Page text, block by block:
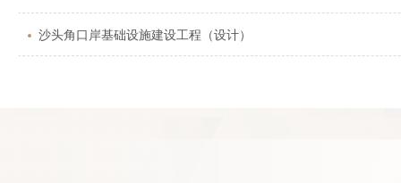
沙头角口岸基础设施建设工程（设计）